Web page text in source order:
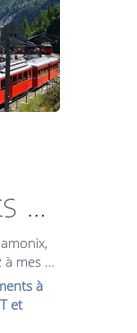
à
au
à mes 2
face
à
et